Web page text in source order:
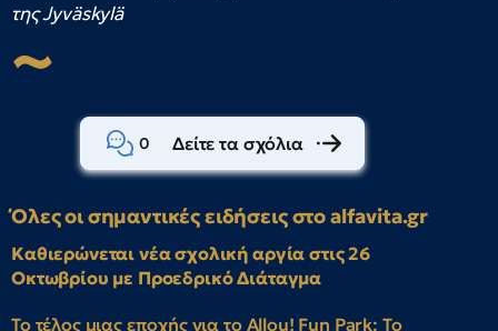
τηςJyväskylä
0 Δείτε τα σχόλια
Όλες οι σημαντικές ειδήσεις στο alfavita.gr
Καθιερώνεται νέα σχολική αργία στις 26
Οκτωβρίου με Προεδρικό Διάταγμα
Το τέλος μιας εποχής για το Allou! Fun Park: Το